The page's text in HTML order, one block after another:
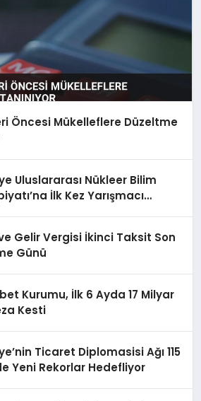
Öncesi Mükelleflere Düzeltme
Uluslararası Nükleer Bilim
İlk Kez Yarışmacı
Gelir Vergisi İkinci Taksit Son
Günü
Kurumu, İlk 6 Ayda 17 Milyar
Kesti
Ticaret Diplomasisi Ağı 115
Yeni Rekorlar Hedefliyor